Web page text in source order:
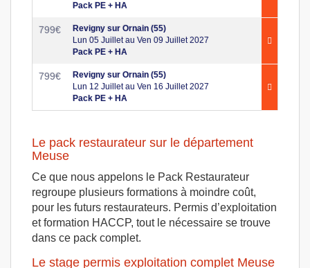
Pack PE + HA
799€
Revigny sur Ornain (55)
Lun 05 Juillet au Ven 09 Juillet 2027
Pack PE + HA
799€
Revigny sur Ornain (55)
Lun 12 Juillet au Ven 16 Juillet 2027
Pack PE + HA
Le pack restaurateur sur le département
Meuse
Ce que nous appelons le Pack Restaurateur
regroupe plusieurs formations à moindre coût,
pour les futurs restaurateurs. Permis d’exploitation
et formation HACCP, tout le nécessaire se trouve
dans ce pack complet.
Le stage permis exploitation complet Meuse